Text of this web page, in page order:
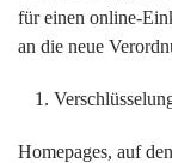
für einen online-
an die neue
Homepages, auf